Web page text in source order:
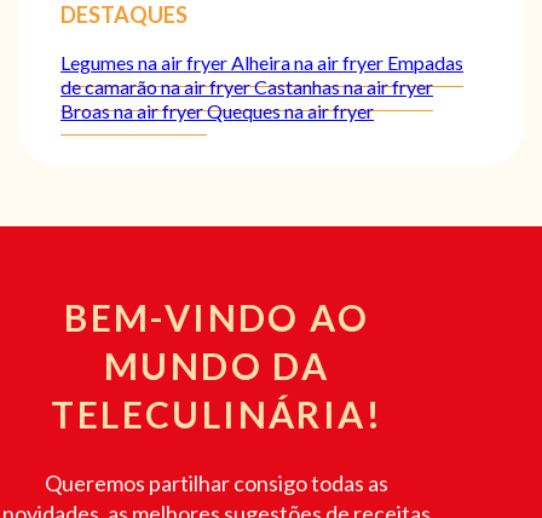
DESTAQUES
Legumes na air fryerAlheira na air fryer Empadas
de camarão na air fryerCastanhas na air fryer
Broas na air fryerQueques na air fryer
BEM-VINDO AO
MUNDO DA
TELECULINÁRIA!
Queremos partilhar consigo todas as